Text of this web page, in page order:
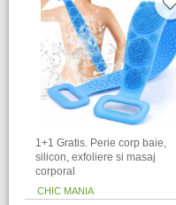
1+1 Gratis. Perie corp baie,
silicon, exfoliere si masaj
corporal
CHIC MANIA